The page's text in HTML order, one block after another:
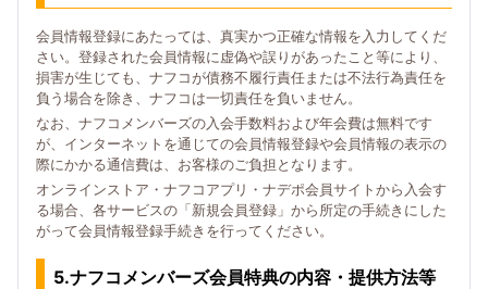
会員情報登録にあたっては、真実かつ正確な情報を入力してくだ
さい。登録された会員情報に虚偽や誤りがあったこと等により、
損害が生じても、ナフコが債務不履行責任または不法行為責任を
負う場合を除き、ナフコは一切責任を負いません。
なお、ナフコメンバーズの入会手数料および年会費は無料です
が、インターネットを通じての会員情報登録や会員情報の表示の
際にかかる通信費は、お客様のご負担となります。
オンラインストア・ナフコアプリ・ナデポ会員サイトから入会す
る場合、各サービスの「新規会員登録」から所定の手続きにした
がって会員情報登録手続きを行ってください。
5.ナフコメンバーズ会員特典の内容・提供方法等